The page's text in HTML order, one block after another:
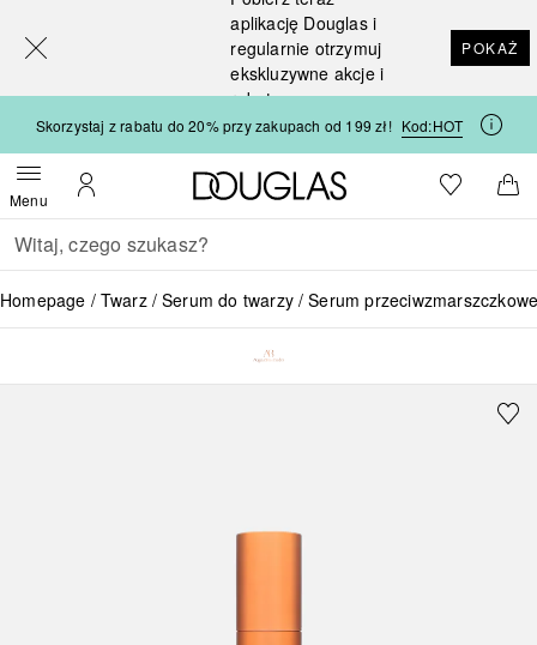
aplikację Douglas i
regularnie otrzymuj
ekskluzywne akcje i
rabaty
POKAŻ
Skorzystaj z rabatu do 20% przy zakupach od 199 zł! Kod:HOT
MenuOtwórz menuMoje konto
Strona główna Douglas
Do listyDo
Wracać
Wykonaj wyszukiwanie
Homepage Twarz Serum do twarzy Serum
[navigation.slideout.screenreader]